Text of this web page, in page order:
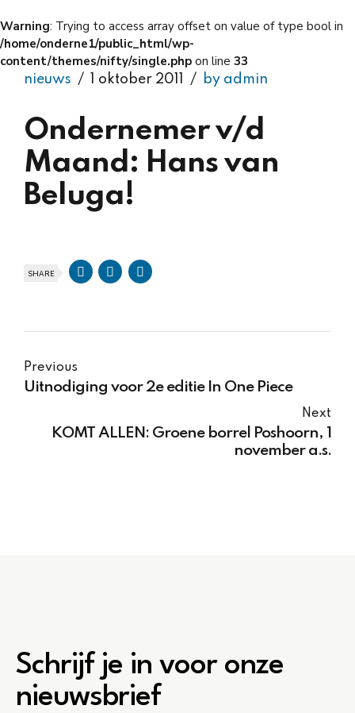
Warning: Trying to access array offset on value of type bool in
/home/onderne1/public_html/wp-
content/themes/nifty/single.php on line 33
nieuws 1 oktober 2011 by admin
Ondernemer v/d
Maand: Hans van
Beluga!
SHARE
Previous
Uitnodiging voor 2e editie In One Piece
Next
KOMT ALLEN: Groene borrel Poshoorn, 1
november a.s.
Schrijf je in voor onze
nieuwsbrief